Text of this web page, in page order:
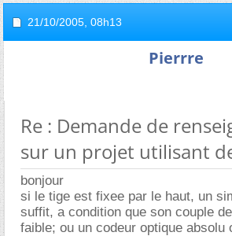
21/10/2005, 08h13
Pierrre
Re : Demande de
sur un projet utilisant
bonjour
si le tige est fixee par le haut, un
suffit, a condition que son couple
faible; ou un codeur optique absolu